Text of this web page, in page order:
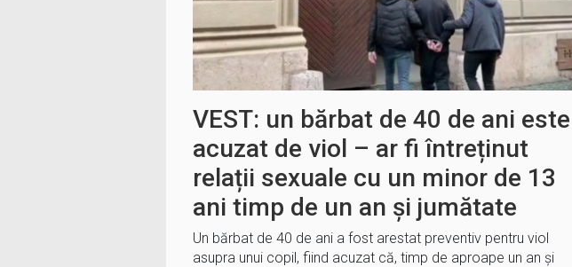
VEST: un bărbat de 40 de ani este
acuzat de viol – ar fi întreținut
relații sexuale cu un minor de 13
ani timp de un an şi jumătate
Un bărbat de 40 de ani a fost arestat preventiv pentru viol
asupra unui copil, fiind acuzat că, timp de aproape un an şi